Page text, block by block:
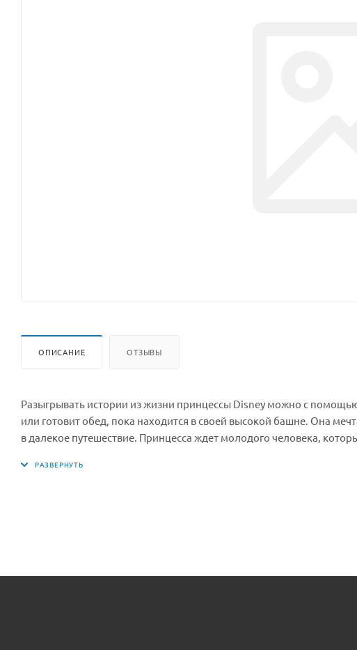
ОПИСАНИЕ ОТЗЫВЫ
Разыгрывать истории из жизни принцессы Disney можно с
или готовит обед, пока находится в своей высокой башне. Она
в далекое путешествие. Принцесса ждет молодого человека,
более интересной игры. — Игрушка выполнена из безопасных для